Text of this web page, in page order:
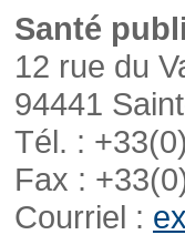
Santé
12 rue du
94441
Tél. :
Fax :
Courriel :